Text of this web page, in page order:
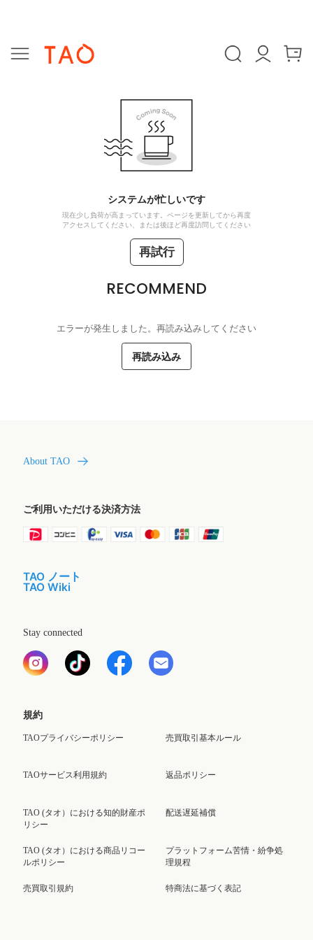
システムが忙しいです
現在少し負荷が高まっています。ページを更新してから再度
アクセスしてください、または後ほど再度訪問してください
再試行
RECOMMEND
エラーが発生しました。再読み込みしてください
再読み込み
About TAO
ご利用いただける決済方法
TAO ノート
TAO Wiki
Stay connected
規約
TAOプライバシーポリシー
TAOサービス利用規約
TAO (タオ）における知的財産ポ
リシー
TAO (タオ）における商品リコー
ルポリシー
売買取引規約
売買取引基本ルール
返品ポリシー
配送遅延補償
プラットフォーム苦情・紛争処
理規程
特商法に基づく表記